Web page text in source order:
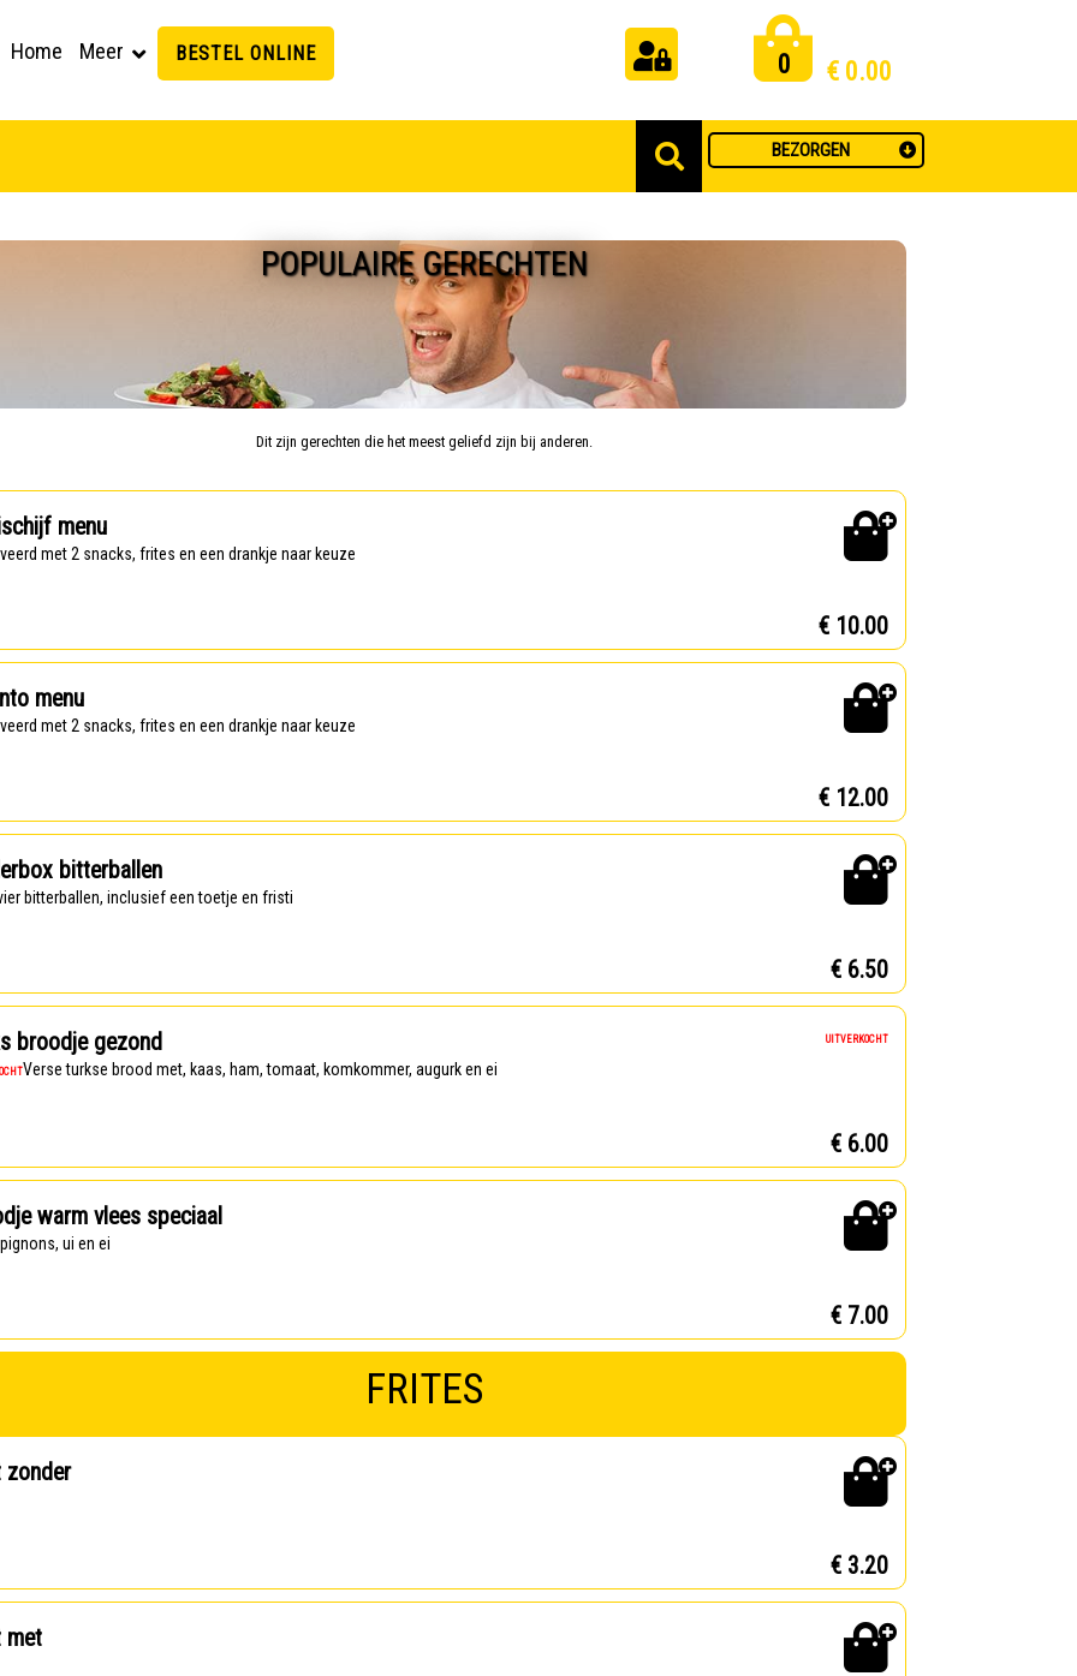
Home Meer BESTEL ONLINE 0 € 0.00
BEZORGEN
POPULAIRE GERECHTEN
Dit zijn gerechten die het meest geliefd zijn bij anderen.
menu
met 2 snacks, frites en een drankje naar keuze
€ 10.00
menu
met 2 snacks, frites en een drankje naar keuze
€ 12.00
bitterballen
vier bitterballen, inclusief een toetje en fristi
€ 6.50
broodje gezond
Verse turkse brood met, kaas, ham, tomaat, komkommer, augurk en ei
UITVERKOCHT
€ 6.00
warm vlees speciaal
ui en ei
€ 7.00
FRITES
zonder
€ 3.20
met